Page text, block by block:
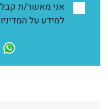
אני מאשר/ת
למידע על